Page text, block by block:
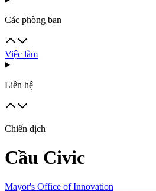
Các phòng ban
Việc làm
Liên hệ
Chiến dịch
Cầu Civic
Mayor's Office of Innovation